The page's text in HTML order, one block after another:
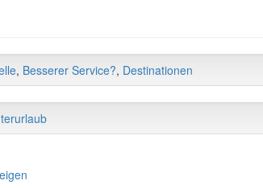
, Besserer Service?, Destinationen